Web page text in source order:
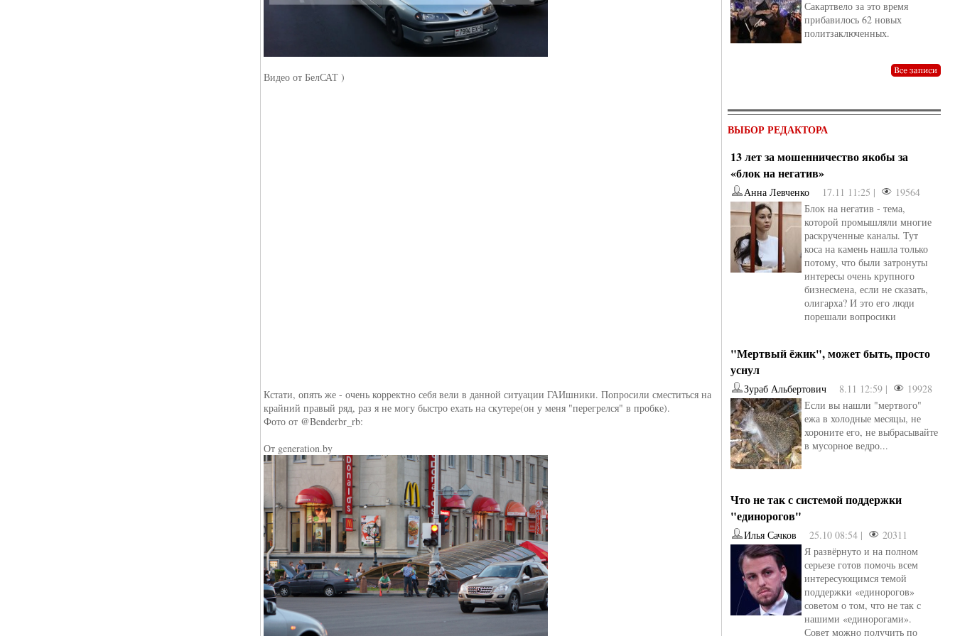
Видео от БелСАТ )
Кстати, опять же - очень корректно себя вели в данной ситуации ГАИшники. Попросили сместиться на
крайний правый ряд, раз я не могу быстро ехать на скутере(он у меня "перегрелся" в пробке).
Фото от @Benderbr_rb:
От generation.by
Сакартвело за это время
прибавилось 62 новых
политзаключенных.
ВЫБОР РЕДАКТОРА
13 лет за мошенничество якобы за
«блок на негатив»
Анна Левченко 17.11 11:25 |
19564
Блок на негатив - тема,
которой промышляли многие
раскрученные каналы. Тут
коса на камень нашла только
потому, что были затронуты
интересы очень крупного
бизнесмена, если не сказать,
олигарха? И это его люди
порешали вопросики
"Мертвый ёжик", может быть, просто
уснул
Зураб Альбертович 8.11 12:59 |
19928
Если вы нашли "мертвого"
ежа в холодные месяцы, не
хороните его, не выбрасывайте
в мусорное ведро...
Что не так с системой поддержки
"единорогов"
Илья Сачков 25.10 08:54 |
20311
Я развёрнуто и на полном
серьезе готов помочь всем
интересующимся темой
поддержки «единорогов»
советом о том, что не так с
нашими «единорогами».
Совет можно получить по